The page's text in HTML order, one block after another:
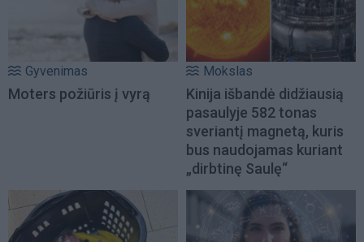
Gyvenimas
Moters požiūris į vyrą
Mokslas
Kinija išbandė didžiausią
pasaulyje 582 tonas
sveriantį magnetą, kuris
bus naudojamas kuriant
„dirbtinę Saulę“